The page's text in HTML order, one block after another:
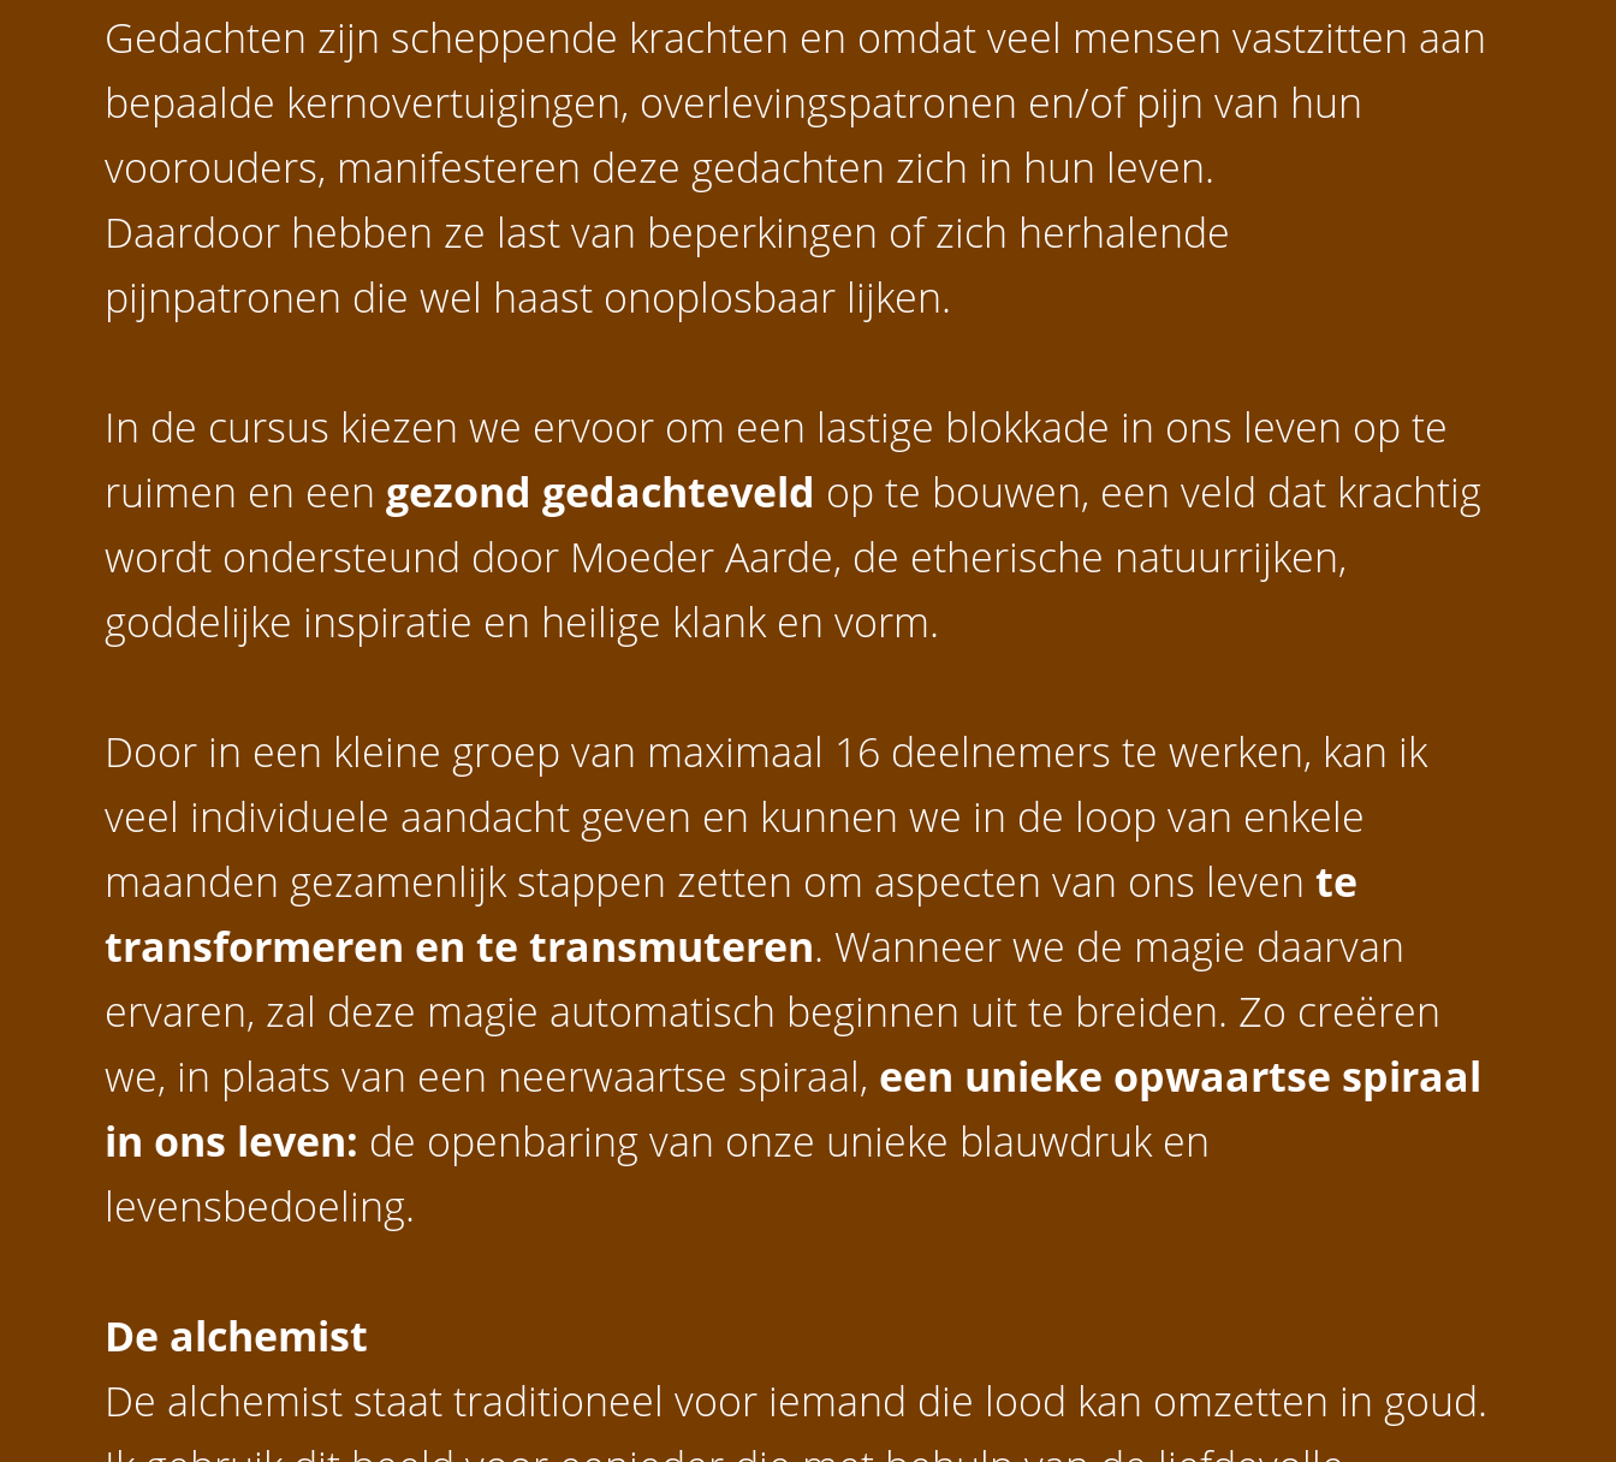
Gedachten zijn scheppende krachten en omdat veel mensen vastzitten aan
bepaalde kernovertuigingen, overlevingspatronen en/of pijn van hun
voorouders, manifesteren deze gedachten zich in hun leven.
Daardoor hebben ze last van beperkingen of zich herhalende
pijnpatronen die wel haast onoplosbaar lijken.
In de cursus kiezen we ervoor om een lastige blokkade in ons leven op te
ruimen en een gezond gedachteveld op te bouwen, een veld dat krachtig
wordt ondersteund door Moeder Aarde, de etherische natuurrijken,
goddelijke inspiratie en heilige klank en vorm.
Door in een kleine groep van maximaal 16 deelnemers te werken, kan ik
veel individuele aandacht geven en kunnen we in de loop van enkele
maanden gezamenlijk stappen zetten om aspecten van ons leven te
transformeren en te transmuteren. Wanneer we de magie daarvan
ervaren, zal deze magie automatisch beginnen uit te breiden. Zo creëren
we, in plaats van een neerwaartse spiraal, een unieke opwaartse spiraal
in ons leven: de openbaring van onze unieke blauwdruk en
levensbedoeling.
De alchemist
De alchemist staat traditioneel voor iemand die lood kan omzetten in goud.